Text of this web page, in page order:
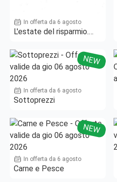
In offerta da 6 agosto
L'estate del risparmio.
NEW
In offerta da 6 agosto
Sottoprezzi
NEW
In offerta da 6 agosto
Carne e Pesce